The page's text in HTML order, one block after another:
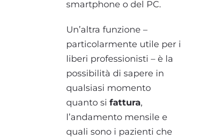
smartphone o del PC.
Un’altra funzione –
particolarmente utile per i
liberi professionisti – è la
possibilità di sapere in
qualsiasi momento
quanto si fattura,
l’andamento mensile e
quali sono i pazienti che